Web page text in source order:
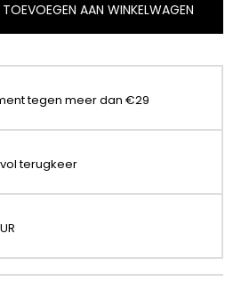
TOEVOEGEN AAN WINKELWAGEN
tegen meer dan €29
terugkeer